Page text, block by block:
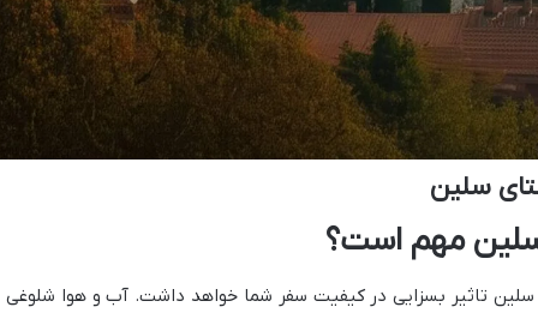
سلین
سلین مهم است؟
سلین تاثیر بسزایی در کیفیت سفر شما خواهد داشت. آب و هوا شلوغی